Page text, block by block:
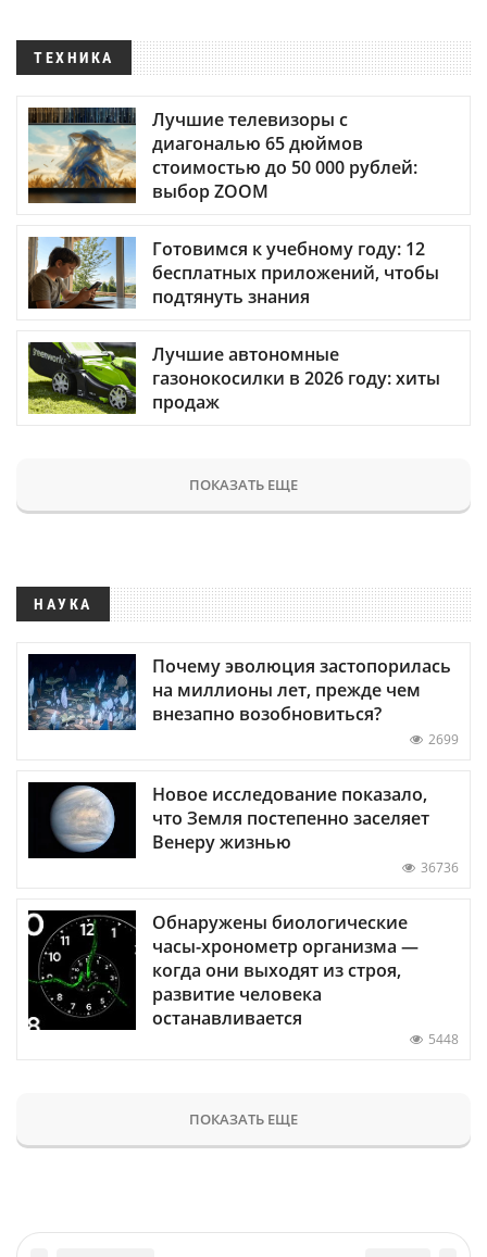
ТЕХНИКА
Лучшие телевизоры с
диагональю 65 дюймов
стоимостью до 50 000 рублей:
выбор ZOOM
Готовимся к учебному году: 12
бесплатных приложений, чтобы
подтянуть знания
Лучшие автономные
газонокосилки в 2026 году: хиты
продаж
ПОКАЗАТЬ ЕЩЕ
НАУКА
Почему эволюция застопорилась
на миллионы лет, прежде чем
внезапно возобновиться?
2699
Новое исследование показало,
что Земля постепенно заселяет
Венеру жизнью
36736
Обнаружены биологические
часы-хронометр организма —
когда они выходят из строя,
развитие человека
останавливается
5448
ПОКАЗАТЬ ЕЩЕ